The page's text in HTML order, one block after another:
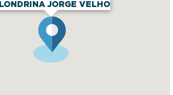
LONDRINA JORGE VELHO